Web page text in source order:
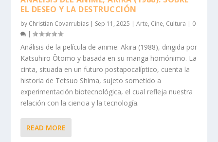
EL DESEO Y LA DESTRUCCIÓN
by Christian Covarrubias | Sep 11, 2025 |Arte, Cine, Cultura | 0
|
Análisis de la película de anime: Akira (1988), dirigida por
Katsuhiro Ōtomo y basada en su manga homónimo. La
cinta, situada en un futuro postapocalíptico, cuenta la
historia de Tetsuo Shima, sujeto sometido a
experimentación biotecnológica, el cual refleja nuestra
relación con la ciencia y la tecnología.
READ MORE